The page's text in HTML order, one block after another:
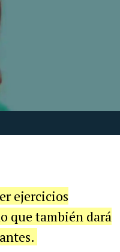
ejercicios
que también dará